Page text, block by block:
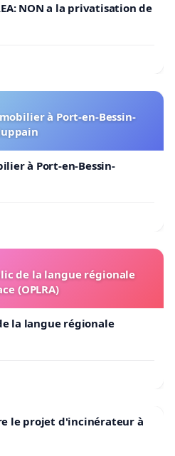
NON a la privatisation de
à Port-en-Bessin-
à Port-en-Bessin-
de la langue régionale
(OPLRA)
la langue régionale
le projet d'incinérateur à